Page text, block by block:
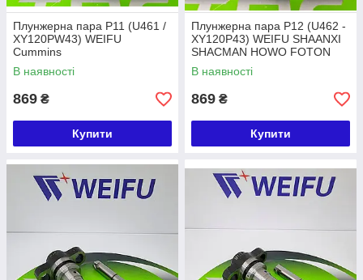
Плунжерна пара P11 (U461 /
XY120PW43) WEIFU
Cummins
В наявності
869 ₴
Купити
Плунжерна пара P12 (U462 -
XY120P43) WEIFU SHAANXI
SHACMAN HOWO FOTON
В наявності
869 ₴
Купити